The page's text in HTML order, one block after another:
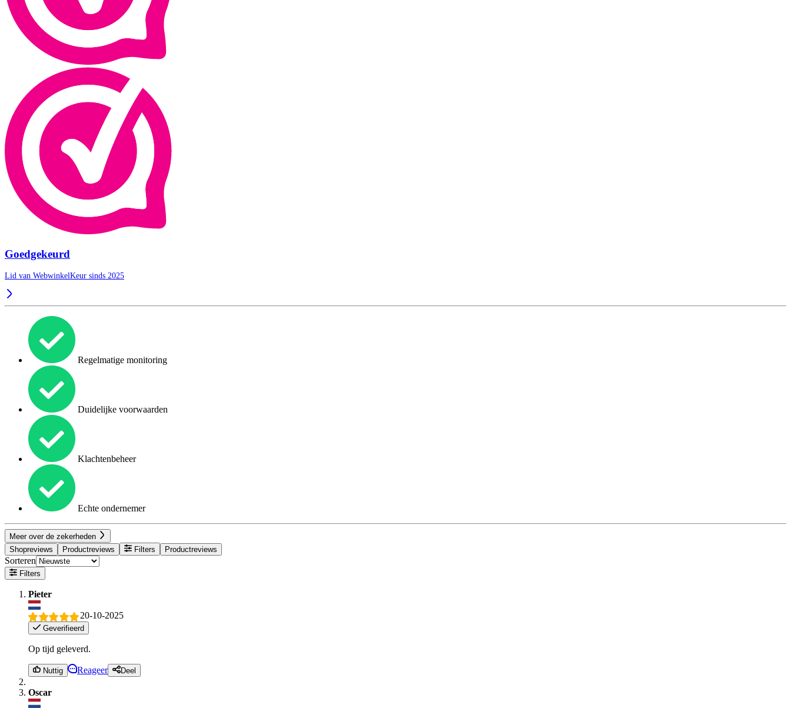
Goedgekeurd
Lid van WebwinkelKeur sinds 2025
Regelmatige monitoring
Duidelijke voorwaarden
Klachtenbeheer
Echte ondernemer
Meer over de zekerheden
Shopreviews
Productreviews Filters Productreviews
Sorteren
Filters
Pieter
20-10-2025
Geverifieerd
Op tijd geleverd.
Nuttig Reageer Deel
Oscar